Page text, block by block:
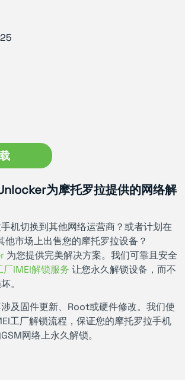
为摩托罗拉提供的网络解
机切换到其他网络运营商？或者计划在
他市场上出售您的摩托罗拉设备？
为您提供完美解决方案。我们可靠且安全
IMEI解锁服务 让您永久解锁设备，而不
。
及固件更新、Root或硬件修改。我们使
工厂解锁流程，保证您的摩托罗拉手机
网络上永久解锁。